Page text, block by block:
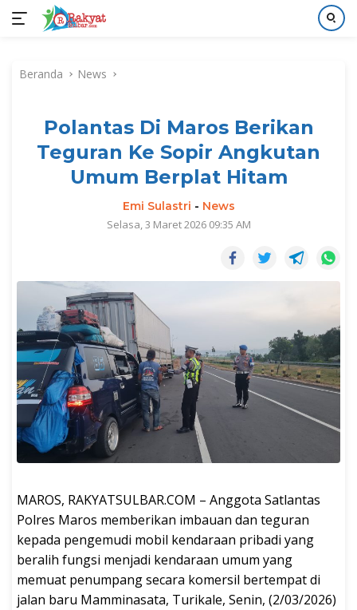
kontenBeranda News
Polantas Di Maros Berikan
Teguran Ke Sopir Angkutan
Umum Berplat Hitam
Emi Sulastri - News
Selasa, 3 Maret 2026 09:35 AM
MAROS, RAKYATSULBAR.COM – Anggota Satlantas
Polres Maros memberikan imbauan dan teguran
kepada pengemudi mobil kendaraan pribadi yang
beralih fungsi menjadi kendaraan umum yang
memuat penumpang secara komersil bertempat di
jalan baru Mamminasata, Turikale, Senin, (2/03/2026)